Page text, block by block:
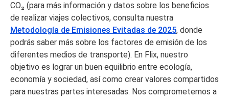
CO₂ (para más información y datos sobre los beneficios
de realizar viajes colectivos, consulta nuestra
Metodología de Emisiones Evitadas de 2025, donde
podrás saber más sobre los factores de emisión de los
diferentes medios de transporte). En Flix, nuestro
objetivo es lograr un buen equilibrio entre ecología,
economía y sociedad, así como crear valores compartidos
para nuestras partes interesadas. Nos comprometemos a